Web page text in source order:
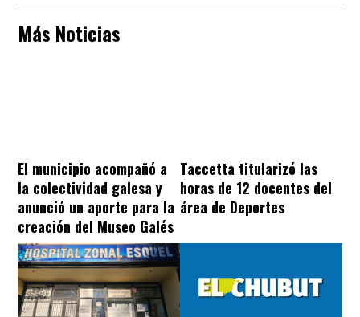
Más Noticias
El municipio acompañó a
la colectividad galesa y
anunció un aporte para la
creación del Museo Galés
Taccetta titularizó las
horas de 12 docentes del
área de Deportes